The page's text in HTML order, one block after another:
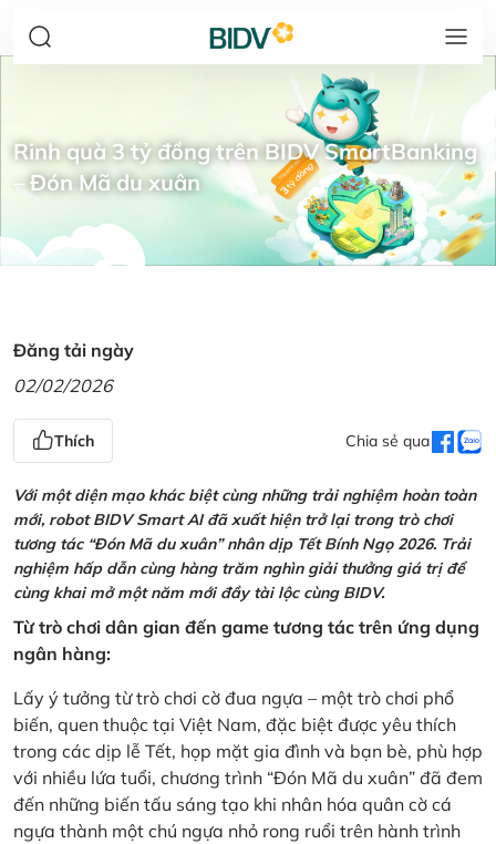
Rinh quà 3 tỷ đồng trên BIDV SmartBanking
– Đón Mã du xuân
Đăng tải ngày
02/02/2026
Thích Chia sẻ qua
Với một diện mạo khác biệt cùng những trải nghiệm hoàn toàn
mới, robot BIDV Smart AI đã xuất hiện trở lại trong trò chơi
tương tác “Đón Mã du xuân” nhân dịp Tết Bính Ngọ 2026. Trải
nghiệm hấp dẫn cùng hàng trăm nghìn giải thưởng giá trị để
cùng khai mở một năm mới đầy tài lộc cùng BIDV.
Từ trò chơi dân gian đến game tương tác trên ứng dụng
ngân hàng:
Lấy ý tưởng từ trò chơi cờ đua ngựa – một trò chơi phổ
biến, quen thuộc tại Việt Nam, đặc biệt được yêu thích
trong các dịp lễ Tết, họp mặt gia đình và bạn bè, phù hợp
với nhiều lứa tuổi, chương trình “Đón Mã du xuân” đã đem
đến những biến tấu sáng tạo khi nhân hóa quân cờ cá
ngựa thành một chú ngựa nhỏ rong ruổi trên hành trình